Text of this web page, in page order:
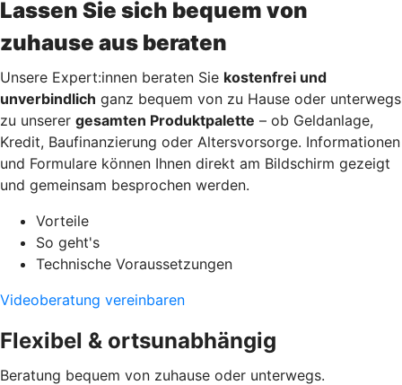
Lassen Sie sich bequem von
zuhause aus beraten
Unsere Expert:innen beraten Sie kostenfrei und
unverbindlich ganz bequem von zu Hause oder unterwegs
zu unserer gesamten Produktpalette – ob Geldanlage,
Kredit, Baufinanzierung oder Altersvorsorge. Informationen
und Formulare können Ihnen direkt am Bildschirm gezeigt
und gemeinsam besprochen werden.
Vorteile
So geht's
Technische Voraussetzungen
Videoberatung vereinbaren
Flexibel & ortsunabhängig
Beratung bequem von zuhause oder unterwegs.